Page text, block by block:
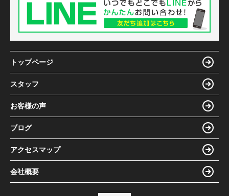
トップページ
スタッフ
お客様の声
ブログ
アクセスマップ
会社概要